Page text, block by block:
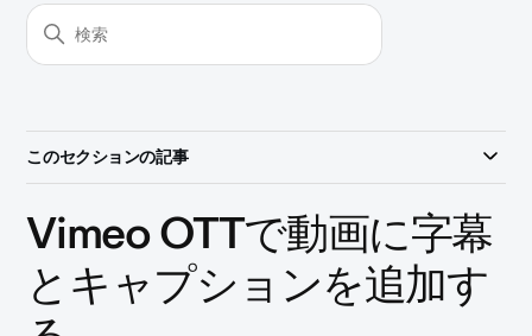
このセクションの記事
Vimeo OTTで動画に字幕
とキャプションを追加す